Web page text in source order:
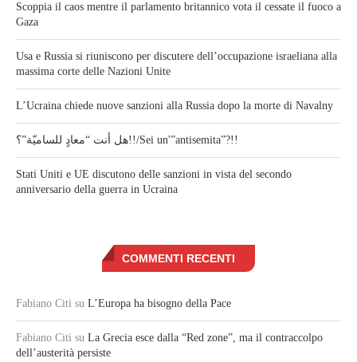
Scoppia il caos mentre il parlamento britannico vota il cessate il fuoco a
Gaza
Usa e Russia si riuniscono per discutere dell’occupazione israeliana alla
massima corte delle Nazioni Unite
L’Ucraina chiede nuove sanzioni alla Russia dopo la morte di Navalny
هل أنت “معادٍ للساميّة”؟!!/Sei un'”antisemita”?!!
Stati Uniti e UE discutono delle sanzioni in vista del secondo
anniversario della guerra in Ucraina
COMMENTI RECENTI
Fabiano Citi su L’Europa ha bisogno della Pace
Fabiano Citi su La Grecia esce dalla “Red zone”, ma il contraccolpo
dell’austerità persiste